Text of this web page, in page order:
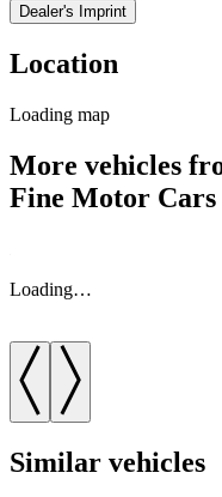
Dealer's Imprint
Location
Loading map
More vehicles
Fine Motor Cars
Loading…
Similar vehicles